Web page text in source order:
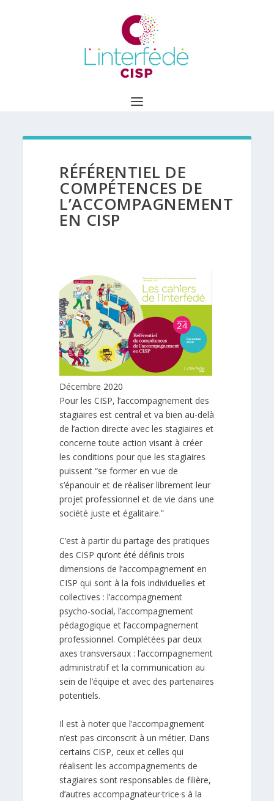
RÉFÉRENTIEL DE
COMPÉTENCES DE
L’ACCOMPAGNEMENT
EN CISP
Décembre 2020
Pour les CISP, l’accompagnement des
stagiaires est central et va bien au-delà
de l’action directe avec les stagiaires et
concerne toute action visant à créer
les conditions pour que les stagiaires
puissent “se former en vue de
s’épanouir et de réaliser librement leur
projet professionnel et de vie dans une
société juste et égalitaire.”
C’est à partir du partage des pratiques
des CISP qu’ont été définis trois
dimensions de l’accompagnement en
CISP qui sont à la fois individuelles et
collectives : l’accompagnement
psycho-social, l’accompagnement
pédagogique et l’accompagnement
professionnel. Complétées par deux
axes transversaux : l’accompagnement
administratif et la communication au
sein de l’équipe et avec des partenaires
potentiels.
Il est à noter que l’accompagnement
n’est pas circonscrit à un métier. Dans
certains CISP, ceux et celles qui
réalisent les accompagnements de
stagiaires sont responsables de filière,
d’autres accompagnateur·trice·s à la